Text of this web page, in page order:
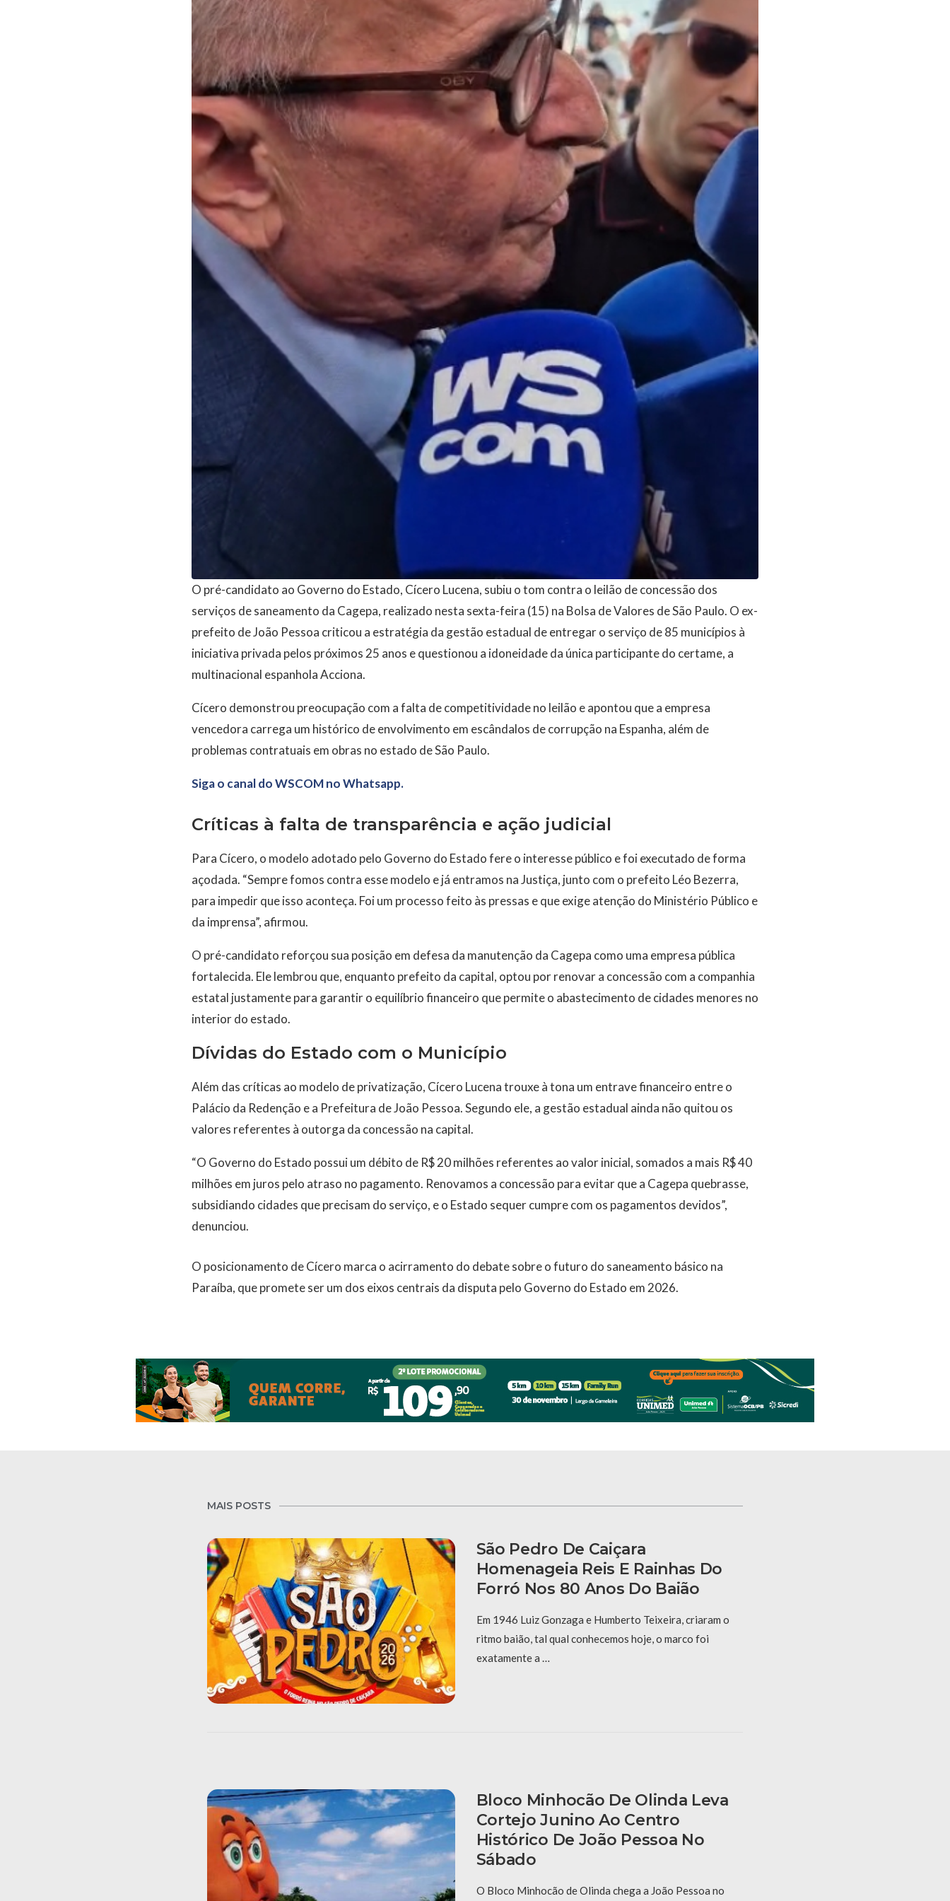
O pré-candidato ao Governo do Estado, Cícero Lucena, subiu o tom contra o leilão de concessão dos
serviços de saneamento da Cagepa, realizado nesta sexta-feira (15) na Bolsa de Valores de São Paulo. O ex-
prefeito de João Pessoa criticou a estratégia da gestão estadual de entregar o serviço de 85 municípios à
iniciativa privada pelos próximos 25 anos e questionou a idoneidade da única participante do certame, a
multinacional espanhola Acciona.
Cícero demonstrou preocupação com a falta de competitividade no leilão e apontou que a empresa
vencedora carrega um histórico de envolvimento em escândalos de corrupção na Espanha, além de
problemas contratuais em obras no estado de São Paulo.
Siga o canal do WSCOM no Whatsapp.
Críticas à falta de transparência e ação judicial
Para Cícero, o modelo adotado pelo Governo do Estado fere o interesse público e foi executado de forma
açodada. “Sempre fomos contra esse modelo e já entramos na Justiça, junto com o prefeito Léo Bezerra,
para impedir que isso aconteça. Foi um processo feito às pressas e que exige atenção do Ministério Público e
da imprensa”, afirmou.
O pré-candidato reforçou sua posição em defesa da manutenção da Cagepa como uma empresa pública
fortalecida. Ele lembrou que, enquanto prefeito da capital, optou por renovar a concessão com a companhia
estatal justamente para garantir o equilíbrio financeiro que permite o abastecimento de cidades menores no
interior do estado.
Dívidas do Estado com o Município
Além das críticas ao modelo de privatização, Cícero Lucena trouxe à tona um entrave financeiro entre o
Palácio da Redenção e a Prefeitura de João Pessoa. Segundo ele, a gestão estadual ainda não quitou os
valores referentes à outorga da concessão na capital.
“O Governo do Estado possui um débito de R$ 20 milhões referentes ao valor inicial, somados a mais R$ 40
milhões em juros pelo atraso no pagamento. Renovamos a concessão para evitar que a Cagepa quebrasse,
subsidiando cidades que precisam do serviço, e o Estado sequer cumpre com os pagamentos devidos”,
denunciou.
O posicionamento de Cícero marca o acirramento do debate sobre o futuro do saneamento básico na
Paraíba, que promete ser um dos eixos centrais da disputa pelo Governo do Estado em 2026.
MAIS POSTS
São Pedro De Caiçara
Homenageia Reis E Rainhas Do
Forró Nos 80 Anos Do Baião
Em 1946 Luiz Gonzaga e Humberto Teixeira, criaram o
ritmo baião, tal qual conhecemos hoje, o marco foi
exatamente a …
Bloco Minhocão De Olinda Leva
Cortejo Junino Ao Centro
Histórico De João Pessoa No
Sábado
O Bloco Minhocão de Olinda chega a João Pessoa no